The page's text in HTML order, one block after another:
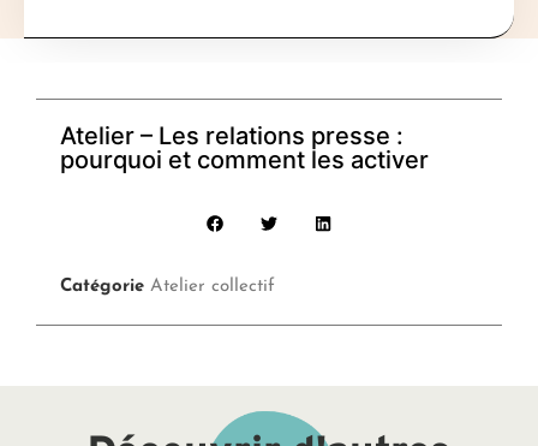
Atelier – Les relations presse :
pourquoi et comment les activer
Catégorie Atelier collectif